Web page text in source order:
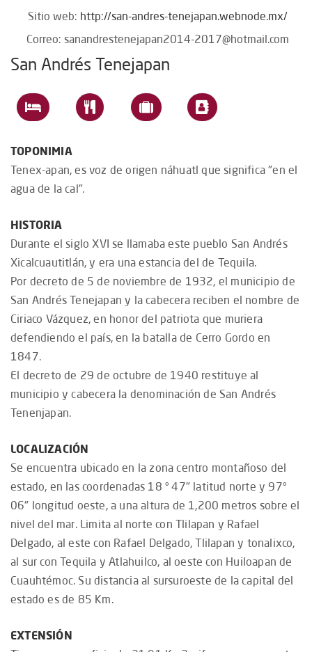
Sitio web: http://san-andres-tenejapan.webnode.mx/
Correo: sanandrestenejapan2014-2017@hotmail.com
San Andrés Tenejapan
TOPONIMIA
Tenex-apan, es voz de origen náhuatl que significa "en el
agua de la cal".
HISTORIA
Durante el siglo XVI se llamaba este pueblo San Andrés
Xicalcuautitlán, y era una estancia del de Tequila.
Por decreto de 5 de noviembre de 1932, el municipio de
San Andrés Tenejapan y la cabecera reciben el nombre de
Ciriaco Vázquez, en honor del patriota que muriera
defendiendo el país, en la batalla de Cerro Gordo en
1847.
El decreto de 29 de octubre de 1940 restituye al
municipio y cabecera la denominación de San Andrés
Tenenjapan.
LOCALIZACIÓN
Se encuentra ubicado en la zona centro montañoso del
estado, en las coordenadas 18 ° 47" latitud norte y 97°
06" longitud oeste, a una altura de 1,200 metros sobre el
nivel del mar. Limita al norte con Tlilapan y Rafael
Delgado, al este con Rafael Delgado, Tlilapan y tonalixco,
al sur con Tequila y Atlahuilco, al oeste con Huiloapan de
Cuauhtémoc. Su distancia al sursuroeste de la capital del
estado es de 85 Km.
EXTENSIÓN